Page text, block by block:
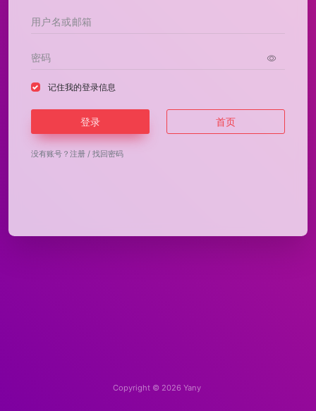
记住我的登录信息
登录 首页
没有账号？ 注册 / 找回密码
Copyright © 2026 Yany